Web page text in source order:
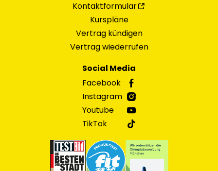
Kontaktformular
Kurspläne
Vertrag kündigen
Vertrag wiederrufen
Social Media
Facebook
Instagram
Youtube
TikTok